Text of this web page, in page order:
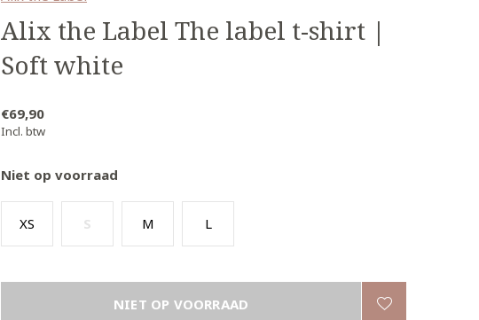
Alix the Label The label t-shirt |
Soft white
€69,90
Incl. btw
Niet op voorraad
XS S M L
NIET OP VOORRAAD